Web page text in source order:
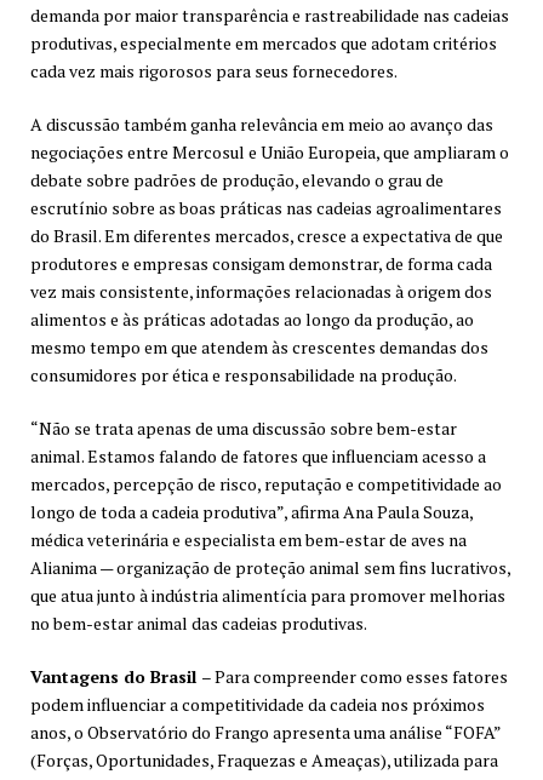
demanda por maior transparência e rastreabilidade nas cadeias
produtivas, especialmente em mercados que adotam critérios
cada vez mais rigorosos para seus fornecedores.
A discussão também ganha relevância em meio ao avanço das
negociações entre Mercosul e União Europeia, que ampliaram o
debate sobre padrões de produção, elevando o grau de
escrutínio sobre as boas práticas nas cadeias agroalimentares
do Brasil. Em diferentes mercados, cresce a expectativa de que
produtores e empresas consigam demonstrar, de forma cada
vez mais consistente, informações relacionadas à origem dos
alimentos e às práticas adotadas ao longo da produção, ao
mesmo tempo em que atendem às crescentes demandas dos
consumidores por ética e responsabilidade na produção.
“Não se trata apenas de uma discussão sobre bem-estar
animal. Estamos falando de fatores que influenciam acesso a
mercados, percepção de risco, reputação e competitividade ao
longo de toda a cadeia produtiva”, afirma Ana Paula Souza,
médica veterinária e especialista em bem-estar de aves na
Alianima — organização de proteção animal sem fins lucrativos,
que atua junto à indústria alimentícia para promover melhorias
no bem-estar animal das cadeias produtivas.
Vantagens do Brasil – Para compreender como esses fatores
podem influenciar a competitividade da cadeia nos próximos
anos, o Observatório do Frango apresenta uma análise “FOFA”
(Forças, Oportunidades, Fraquezas e Ameaças), utilizada para